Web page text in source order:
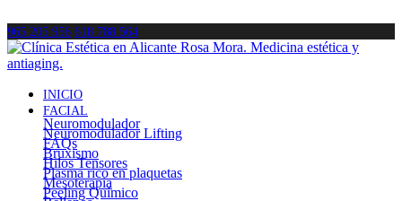
965 205 956 618 788 564
INICIO
FACIAL
Neuromodulador
Neuromodulador Lifting
FAQs
Bruxismo
Hilos Tensores
Plasma rico en plaquetas
Mesoterapia
Peeling Químico